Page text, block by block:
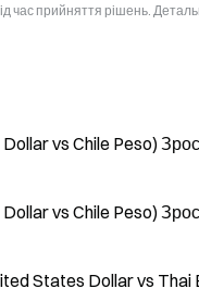
час прийняття рішень.
vs Chile Peso)
vs Chile Peso)
States Dollar vs Thai